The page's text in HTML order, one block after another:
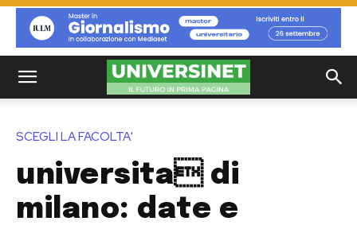
SCEGLI LA FACOLTA'
universita di
milano: date e